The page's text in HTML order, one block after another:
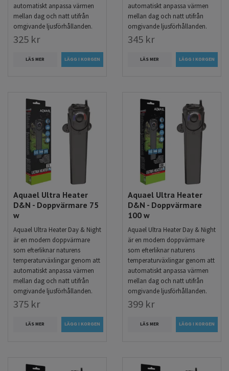
automatiskt anpassa värmen
mellan dag och natt utifrån
omgivande ljusförhållanden.
325 kr
LÄS MER
automatiskt anpassa värmen
mellan dag och natt utifrån
omgivande ljusförhållanden.
345 kr
LÄS MER
Aquael Ultra Heater
D&N - Doppvärmare 75
w
Aquael Ultra Heater Day & Night
är en modern doppvärmare
som efterliknar naturens
temperaturväxlingar genom att
automatiskt anpassa värmen
mellan dag och natt utifrån
omgivande ljusförhållanden.
375 kr
LÄS MER
Aquael Ultra Heater
D&N - Doppvärmare
100 w
Aquael Ultra Heater Day & Night
är en modern doppvärmare
som efterliknar naturens
temperaturväxlingar genom att
automatiskt anpassa värmen
mellan dag och natt utifrån
omgivande ljusförhållanden.
399 kr
LÄS MER